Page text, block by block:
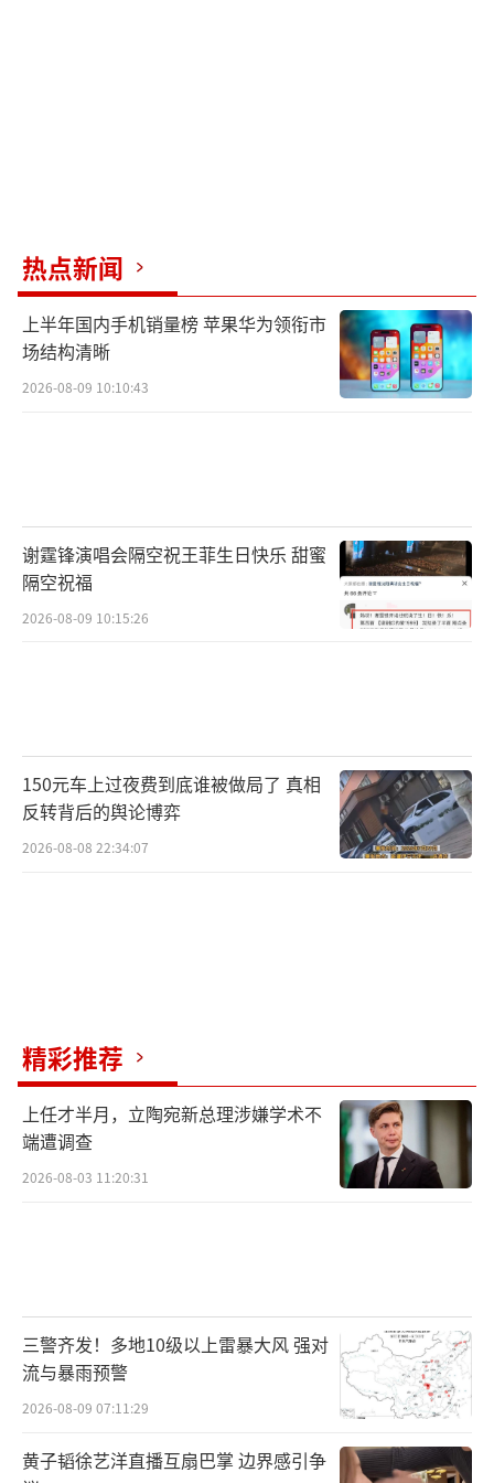
热点新闻
上半年国内手机销量榜 苹果华为领衔市
场结构清晰
2026-08-09 10:10:43
谢霆锋演唱会隔空祝王菲生日快乐 甜蜜
隔空祝福
2026-08-09 10:15:26
150元车上过夜费到底谁被做局了 真相
反转背后的舆论博弈
2026-08-08 22:34:07
精彩推荐
上任才半月，立陶宛新总理涉嫌学术不
端遭调查
2026-08-03 11:20:31
三警齐发！多地10级以上雷暴大风 强对
流与暴雨预警
2026-08-09 07:11:29
黄子韬徐艺洋直播互扇巴掌 边界感引争